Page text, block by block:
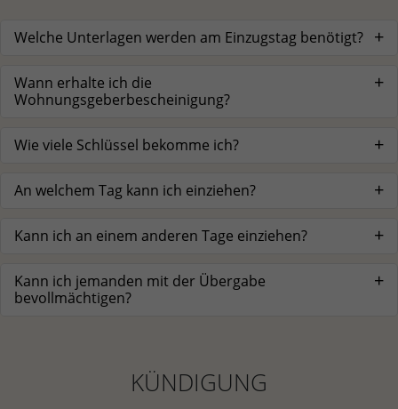
Welche Unterlagen werden am Einzugstag benötigt?
Wann erhalte ich die
Wohnungsgeberbescheinigung?
Wie viele Schlüssel bekomme ich?
An welchem Tag kann ich einziehen?
Kann ich an einem anderen Tage einziehen?
Kann ich jemanden mit der Übergabe
bevollmächtigen?
KÜNDIGUNG